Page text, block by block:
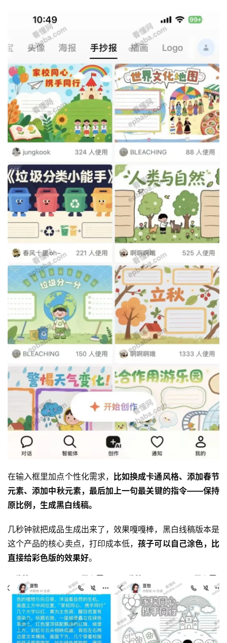
在输入框里加点个性化需求， 比如换成卡通风格、添加春节
元素、添加中秋元素，最后加上一句最关键的指令——保持
原比例，生成黑白线稿。
几秒钟就把成品生成出来了，效果嘎嘎棒，黑白线稿版本是
这个产品的核心卖点，打印成本低，孩子可以自己涂色，比
直接给彩色版的效果好。